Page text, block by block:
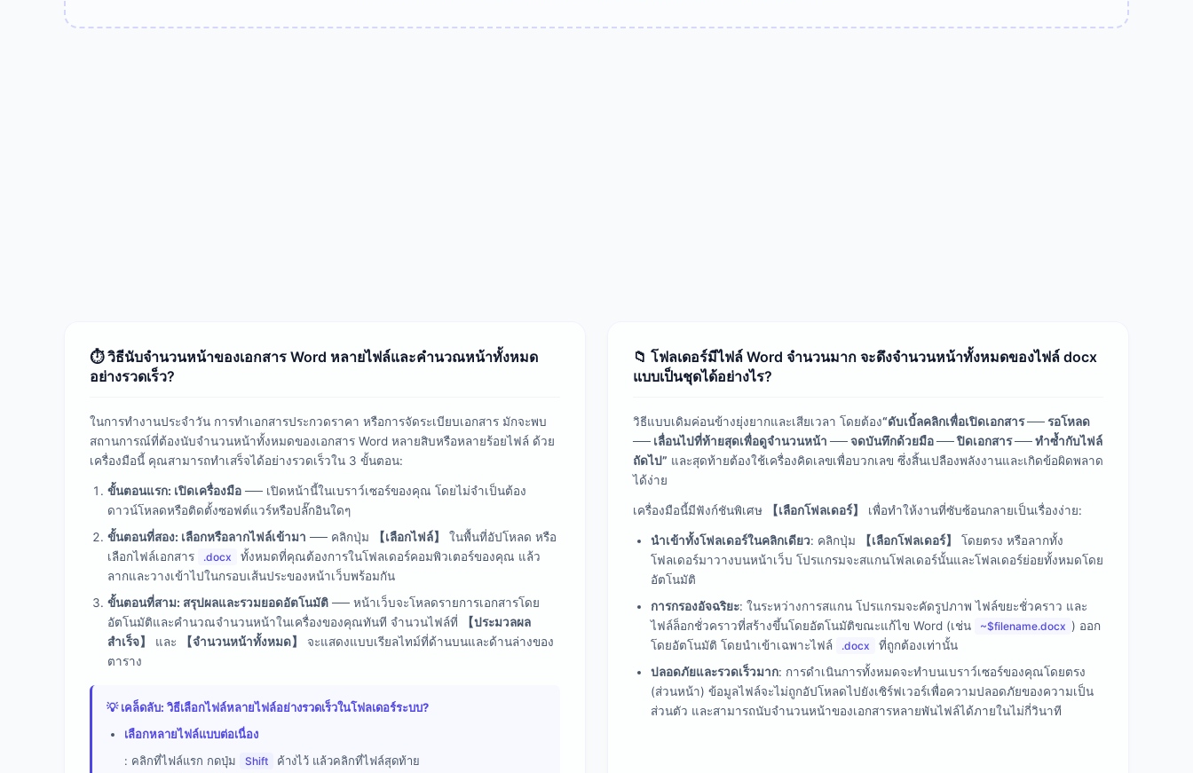
⏱️ วิธีนับจำนวนหน้าของเอกสาร Word หลายไฟล์และคำนวณหน้าทั้งหมด
อย่างรวดเร็ว?
ในการทำงานประจำวัน การทำเอกสารประกวดราคา หรือการจัดระเบียบเอกสาร มักจะพบ
สถานการณ์ที่ต้องนับจำนวนหน้าทั้งหมดของเอกสาร Word หลายสิบหรือหลายร้อยไฟล์ ด้วย
เครื่องมือนี้ คุณสามารถทำเสร็จได้อย่างรวดเร็วใน 3 ขั้นตอน:
ขั้นตอนแรก: เปิดเครื่องมือ ── เปิดหน้านี้ในเบราว์เซอร์ของคุณ โดยไม่จำเป็นต้อง
ดาวน์โหลดหรือติดตั้งซอฟต์แวร์หรือปลั๊กอินใดๆ
ขั้นตอนที่สอง: เลือกหรือลากไฟล์เข้ามา ── คลิกปุ่ม 【เลือกไฟล์】
ในพื้นที่อัปโหลด หรือ
เลือกไฟล์เอกสาร
.docx
ทั้งหมดที่คุณต้องการในโฟลเดอร์คอมพิวเตอร์ของคุณ แล้ว
ลากและวางเข้าไปในกรอบเส้นประของหน้าเว็บพร้อมกัน
ขั้นตอนที่สาม: สรุปผลและรวมยอดอัตโนมัติ ── หน้าเว็บจะโหลดรายการเอกสารโดย
อัตโนมัติและคำนวณจำนวนหน้าในเครื่องของคุณทันที จำนวนไฟล์ที่
【ประมวลผล
สำเร็จ】
และ 【จำนวนหน้าทั้งหมด】
จะแสดงแบบเรียลไทม์ที่ด้านบนและด้านล่างของ
ตาราง
💡 เคล็ดลับ: วิธีเลือกไฟล์หลายไฟล์อย่างรวดเร็วในโฟลเดอร์ระบบ?
เลือกหลายไฟล์แบบต่อเนื่อง
: คลิกที่ไฟล์แรก กดปุ่ม
Shift
ค้างไว้ แล้วคลิกที่ไฟล์สุดท้าย
📁 โฟลเดอร์มีไฟล์ Word จำนวนมาก จะดึงจำนวนหน้าทั้งหมดของไฟล์ docx
แบบเป็นชุดได้อย่างไร?
วิธีแบบเดิมค่อนข้างยุ่งยากและเสียเวลา โดยต้อง“ดับเบิ้ลคลิกเพื่อเปิดเอกสาร ── รอโหลด
── เลื่อนไปที่ท้ายสุดเพื่อดูจำนวนหน้า ── จดบันทึกด้วยมือ ── ปิดเอกสาร ── ทำซ้ำกับไฟล์
ถัดไป” และสุดท้ายต้องใช้เครื่องคิดเลขเพื่อบวกเลข ซึ่งสิ้นเปลืองพลังงานและเกิดข้อผิดพลาด
ได้ง่าย
เครื่องมือนี้มีฟังก์ชันพิเศษ 【เลือกโฟลเดอร์】 เพื่อทำให้งานที่ซับซ้อนกลายเป็นเรื่องง่าย:
นำเข้าทั้งโฟลเดอร์ในคลิกเดียว: คลิกปุ่ม 【เลือกโฟลเดอร์】
โดยตรง หรือลากทั้ง
โฟลเดอร์มาวางบนหน้าเว็บ โปรแกรมจะสแกนโฟลเดอร์นั้นและโฟลเดอร์ย่อยทั้งหมดโดย
อัตโนมัติ
การกรองอัจฉริยะ: ในระหว่างการสแกน โปรแกรมจะคัดรูปภาพ ไฟล์ขยะชั่วคราว และ
ไฟล์ล็อกชั่วคราวที่สร้างขึ้นโดยอัตโนมัติขณะแก้ไข Word (เช่น
~$filename.docx ) ออก
โดยอัตโนมัติ โดยนำเข้าเฉพาะไฟล์
.docx
ที่ถูกต้องเท่านั้น
ปลอดภัยและรวดเร็วมาก: การดำเนินการทั้งหมดจะทำบนเบราว์เซอร์ของคุณโดยตรง
(ส่วนหน้า) ข้อมูลไฟล์จะไม่ถูกอัปโหลดไปยังเซิร์ฟเวอร์เพื่อความปลอดภัยของความเป็น
ส่วนตัว และสามารถนับจำนวนหน้าของเอกสารหลายพันไฟล์ได้ภายในไม่กี่วินาที